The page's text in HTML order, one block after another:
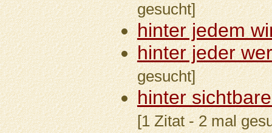
gesucht]
hinter jedem
hinter jeder
gesucht]
hinter
[1 Zitat - 2 mal